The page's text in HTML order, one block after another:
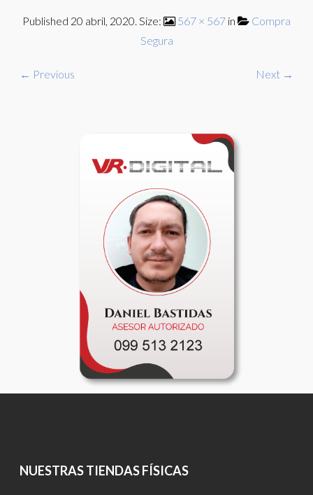
Published 20 abril, 2020. Size: 567 × 567 in
Compra
Segura
← Previous Next →
NUESTRAS TIENDAS FÍSICAS